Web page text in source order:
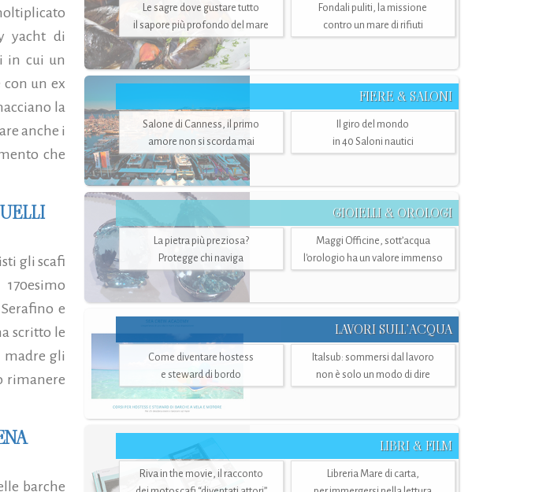
yacht di
in cui un
con un ex
la
anche i
che
gli scafi
e
scritto le
madre gli
rimanere
barche
Le sagre dove gustare tutto
il sapore più profondo del mare
Fondali puliti, la missione
contro un mare di rifiuti
FIERE & SALONI
Salone di Canness, il primo
amore non si scorda mai
Il giro del mondo
in 40 Saloni nautici
GIOIELLI & OROLOGI
La pietra più preziosa?
Protegge chi naviga
Maggi Officine, sott’acqua
l'orologio ha un valore immenso
LAVORI SULL’ACQUA
Come diventare hostess
e steward di bordo
Italsub: sommersi dal lavoro
non è solo un modo di dire
LIBRI & FILM
Riva in the movie, il racconto
Libreria Mare di carta,